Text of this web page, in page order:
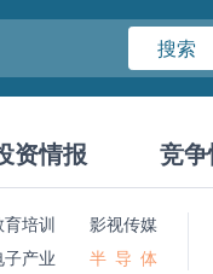
搜索
资情报 竞
育培训
影视传媒
子产业 半 导 体